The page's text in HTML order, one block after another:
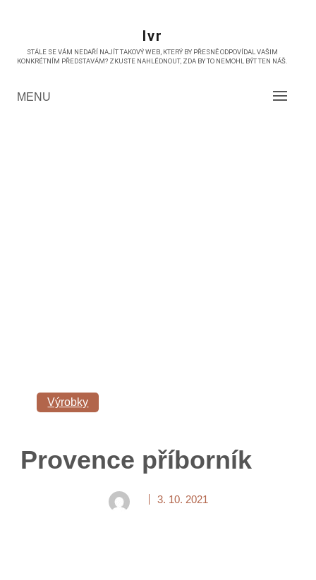
Ivr
STÁLE SE VÁM NEDAŘÍ NAJÍT TAKOVÝ WEB, KTERÝ BY PŘESNĚ ODPOVÍDAL VAŠIM
KONKRÉTNÍM PŘEDSTAVÁM? ZKUSTE NAHLÉDNOUT, ZDA BY TO NEMOHL BÝT TEN NÁŠ.
MENU
Výrobky
Provence příborník
3. 10. 2021